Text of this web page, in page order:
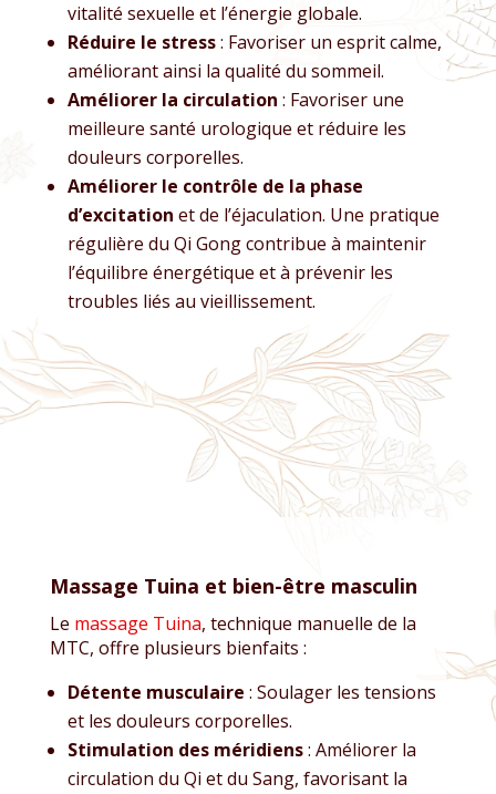
vitalité sexuelle et l’énergie globale.
Réduire le stress: Favoriser un esprit calme,
améliorant ainsi la qualité du sommeil.
Améliorer la circulation : Favoriser une
meilleure santé urologique et réduire les
douleurs corporelles.
Améliorer le contrôle de la phase
d’excitation et de l’éjaculation. Une pratique
régulière du Qi Gong contribue à maintenir
l’équilibre énergétique et à prévenir les
troubles liés au vieillissement.
Massage Tuina et bien-être masculin
Le massage Tuina, technique manuelle de la
MTC, offre plusieurs bienfaits :
Détente musculaire : Soulager les tensions
et les douleurs corporelles.
Stimulation des méridiens: Améliorer la
circulation du Qi et du Sang, favorisant la